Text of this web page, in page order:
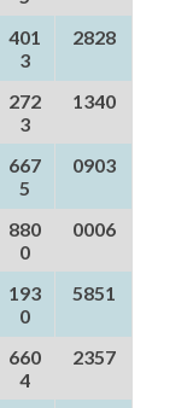
401
3
2828
272
3
1340
667
5
0903
880
0
0006
193
0
5851
660
4
2357